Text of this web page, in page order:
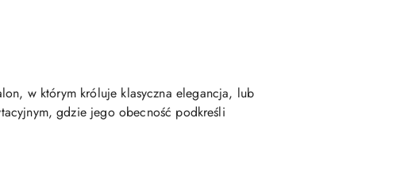
w którym króluje klasyczna elegancja, lub
gdzie jego obecność podkreśli